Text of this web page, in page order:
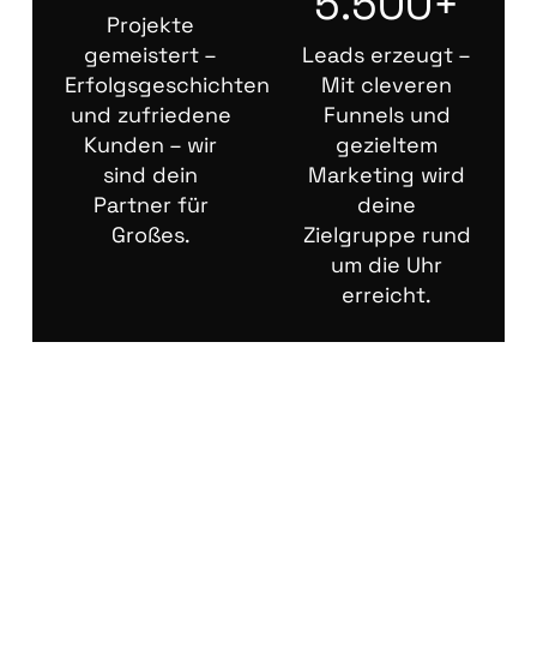
Projekte
gemeistert –
Erfolgsgeschichten
und zufriedene
Kunden – wir
sind dein
Partner für
Großes.
Leads erzeugt –
Mit cleveren
Funnels und
gezieltem
Marketing wird
deine
Zielgruppe rund
um die Uhr
erreicht.